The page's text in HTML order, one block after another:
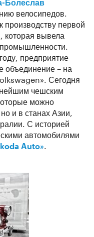
Болеслав
велосипедов.
производству первой
которая вывела
предприятие
объединение – на
Сегодня
чешским
можно
и в станах Азии,
С историей
автомобилями
Auto».